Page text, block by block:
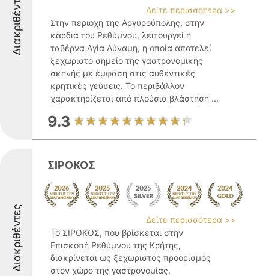
Διακριθέντες
Δείτε περισσότερα >>
Στην περιοχή της Αργυρούπολης, στην
καρδιά του Ρεθύμνου, λειτουργεί η
ταβέρνα Αγία Δύναμη, η οποία αποτελεί
ξεχωριστό σημείο της γαστρονομικής
σκηνής με έμφαση στις αυθεντικές
κρητικές γεύσεις. Το περιβάλλον
χαρακτηρίζεται από πλούσια βλάστηση ...
9.3
Διακριθέντες
ΣΙΡΟΚΟΣ
Δείτε περισσότερα >>
Το ΣΙΡΟΚΟΣ, που βρίσκεται στην
Επισκοπή Ρεθύμνου της Κρήτης,
διακρίνεται ως ξεχωριστός προορισμός
στον χώρο της γαστρονομίας,